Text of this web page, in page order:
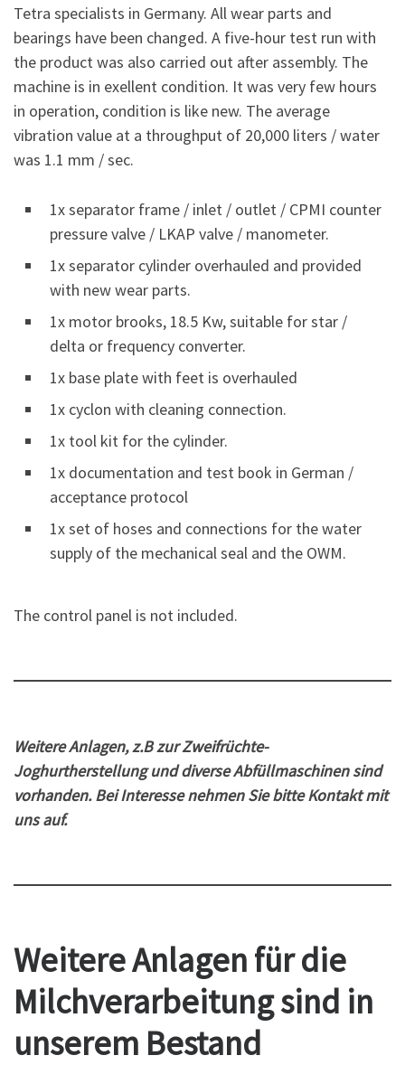
Tetra specialists in Germany. All wear parts and
bearings have been changed. A five-hour test run with
the product was also carried out after assembly. The
machine is in exellent condition. It was very few hours
in operation, condition is like new. The average
vibration value at a throughput of 20,000 liters / water
was 1.1 mm / sec.
1x separator frame / inlet / outlet / CPMI counter
pressure valve / LKAP valve / manometer.
1x separator cylinder overhauled and provided
with new wear parts.
1x motor brooks, 18.5 Kw, suitable for star /
delta or frequency converter.
1x base plate with feet is overhauled
1x cyclon with cleaning connection.
1x tool kit for the cylinder.
1x documentation and test book in German /
acceptance protocol
1x set of hoses and connections for the water
supply of the mechanical seal and the OWM.
The control panel is not included.
Weitere Anlagen, z.B zur Zweifrüchte-
Joghurtherstellung und diverse Abfüllmaschinen sind
vorhanden. Bei Interesse nehmen Sie bitte Kontakt mit
uns auf.
Weitere Anlagen für die
Milchverarbeitung sind in
unserem Bestand